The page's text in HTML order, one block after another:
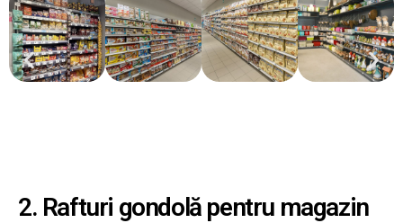
2. Rafturi gondolă pentru magazin